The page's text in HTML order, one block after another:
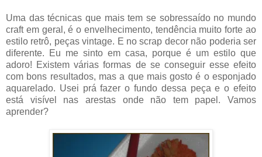
Uma das técnicas que mais tem se sobressaído no mundo
craft em geral, é o envelhecimento, tendência muito forte ao
estilo retrô, peças vintage. E no scrap decor não poderia ser
diferente. Eu me sinto em casa, porque é um estilo que
adoro! Existem várias formas de se conseguir esse efeito
com bons resultados, mas a que mais gosto é o esponjado
aquarelado. Usei prá fazer o fundo dessa peça e o efeito
está visível nas arestas onde não tem papel. Vamos
aprender?